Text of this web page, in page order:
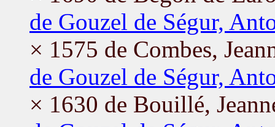
de Gouzel de Ségur,
× 1575 de Combes,
de Gouzel de Ségur,
× 1630 de Bouillé,